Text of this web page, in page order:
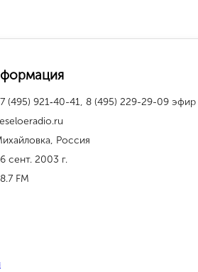
(495) 921‑40-41, 8 (495) 229-29-09 эфир
Россия
сент. 2003 г.
FM